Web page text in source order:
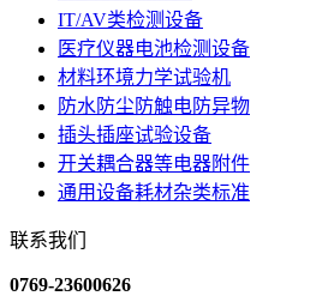
IT/AV类检测设备
医疗仪器电池检测设备
材料环境力学试验机
防水防尘防触电防异物
插头插座试验设备
开关耦合器等电器附件
通用设备耗材杂类标准
联系我们
0769-23600626